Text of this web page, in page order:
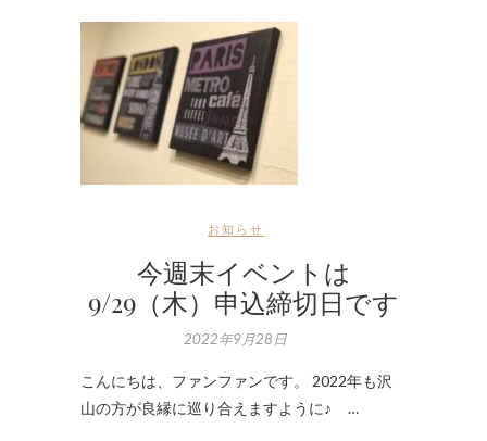
お知らせ
今週末イベントは
9/29（木）申込締切日です
2022年9月28日
こんにちは、ファンファンです。 2022年も沢
山の方が良縁に巡り合えますように♪ …